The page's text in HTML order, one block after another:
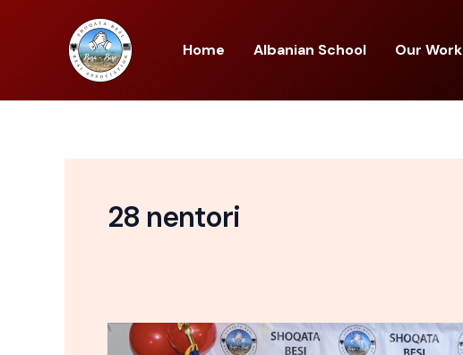
Home Albanian School Our Work
28 nentori
December